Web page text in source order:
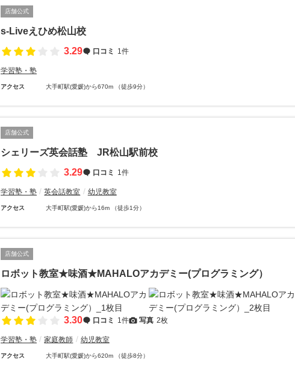
店舗公式
s-Liveえひめ松山校
3.29
口コミ 1件
学習塾・塾
アクセス 大手町駅(愛媛)から670m （徒歩9分）
店舗公式
シェリーズ英会話塾 JR松山駅前校
3.29
口コミ 1件
学習塾・塾 英会話教室 幼児教室
アクセス 大手町駅(愛媛)から16m （徒歩1分）
店舗公式
ロボット教室★味酒★MAHALOアカデミー(プログラミング）
3.30 口コミ 1件 写真 2枚
学習塾・塾 家庭教師 幼児教室
アクセス 大手町駅(愛媛)から620m （徒歩8分）